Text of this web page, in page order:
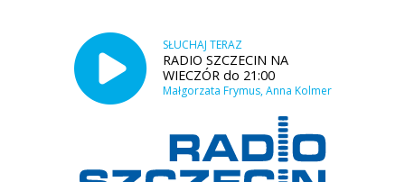
SŁUCHAJ TERAZ
RADIO SZCZECIN NA
WIECZÓR do 21:00
Małgorzata Frymus, Anna Kolmer